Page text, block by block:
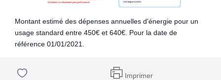
Montant estimé des dépenses annuelles d'énergie pour un
usage standard entre 450€ et 640€. Pour la date de
référence 01/01/2021.
Imprimer